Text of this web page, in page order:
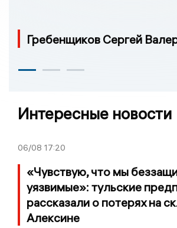
Гребенщиков Сергей
Интересные новости
06/08 17:20
«Чувствую, что мы
уязвимые»: тульские
рассказали о потерях на
Алексине